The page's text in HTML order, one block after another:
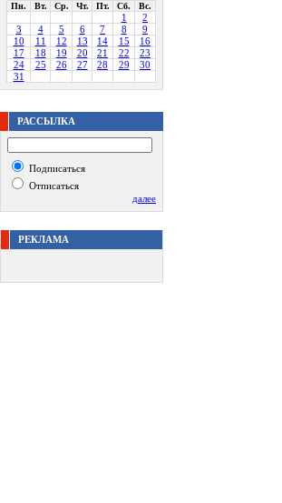
Пн. Вт. Ср. Чт. Пт. Сб. Вс.
1
2
3
4 5 6 7 8
9
10
11 12 13 14 15
16
17
18 19 20 21 22
23
24
25 26 27 28 29
30
31
РАССЫЛКА
Подписаться
Отписаться
далее
РЕКЛАМА